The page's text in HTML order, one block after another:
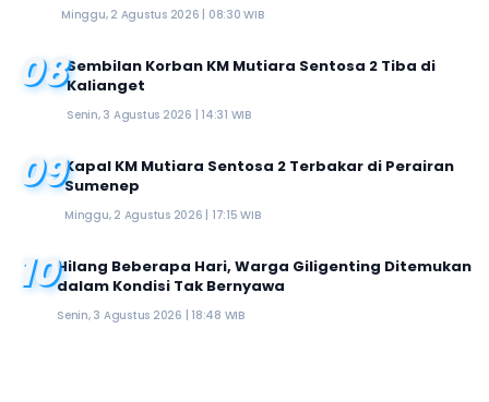
Minggu, 2 Agustus 2026 | 08:30 WIB
08Sembilan Korban KM Mutiara Sentosa 2 Tiba di
Kalianget
Senin, 3 Agustus 2026 | 14:31 WIB
09Kapal KM Mutiara Sentosa 2 Terbakar di Perairan
Sumenep
Minggu, 2 Agustus 2026 | 17:15 WIB
10Hilang Beberapa Hari, Warga Giligenting Ditemukan
dalam Kondisi Tak Bernyawa
Senin, 3 Agustus 2026 | 18:48 WIB